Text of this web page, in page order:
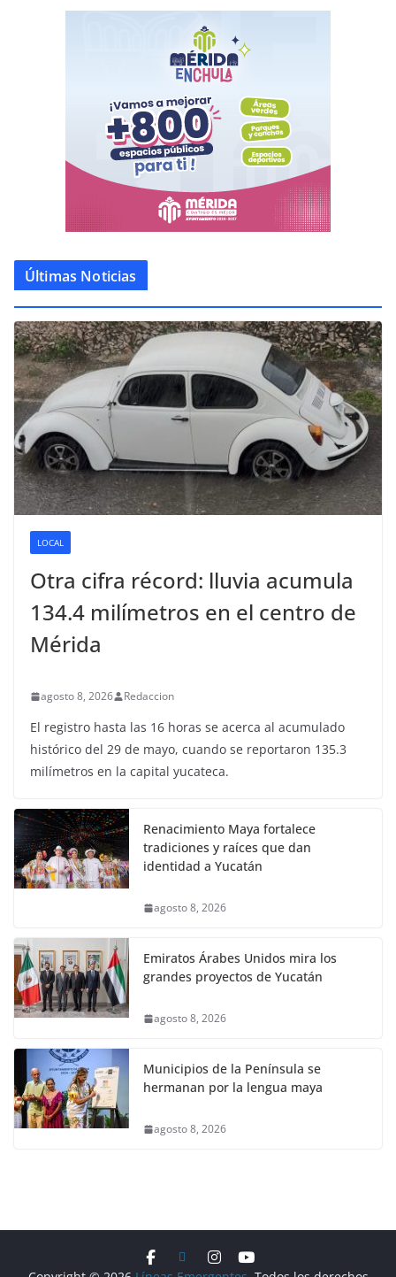
Últimas Noticias
LOCAL
Otra cifra récord: lluvia acumula
134.4 milímetros en el centro de
Mérida
agosto 8, 2026 Redaccion
El registro hasta las 16 horas se acerca al acumulado
histórico del 29 de mayo, cuando se reportaron 135.3
milímetros en la capital yucateca.
Renacimiento Maya fortalece
tradiciones y raíces que dan
identidad a Yucatán
agosto 8, 2026
Emiratos Árabes Unidos mira los
grandes proyectos de Yucatán
agosto 8, 2026
Municipios de la Península se
hermanan por la lengua maya
agosto 8, 2026